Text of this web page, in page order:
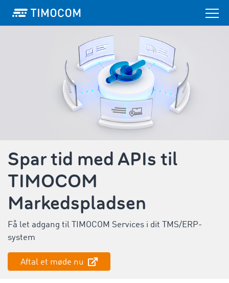
Spar tid med APIs til
TIMOCOM
Markedspladsen
Få let adgang til TIMOCOM Services i dit TMS/ERP-
system
Aftal et møde nu